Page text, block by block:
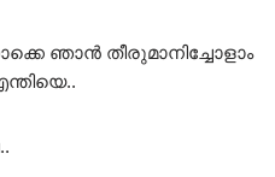
ഞാൻ തീരുമാനിച്ചോളാം